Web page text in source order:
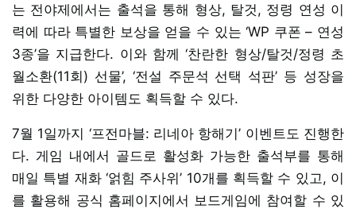
는 전야제에서는 출석을 통해 형상, 탈것, 정령 연성 이
력에 따라 특별한 보상을 얻을 수 있는 ‘WP 쿠폰 – 연성
3종’을 지급한다. 이와 함께 ‘찬란한 형상/탈것/정령 초
월소환(11회) 선물’, ‘전설 주문석 선택 석판’ 등 성장을
위한 다양한 아이템도 획득할 수 있다.
7월 1일까지 ‘프전마블: 리네아 항해기’ 이벤트도 진행한
다. 게임 내에서 골드로 활성화 가능한 출석부를 통해
매일 특별 재화 ‘얽힘 주사위’ 10개를 획득할 수 있고, 이
를 활용해 공식 홈페이지에서 보드게임에 참여할 수 있